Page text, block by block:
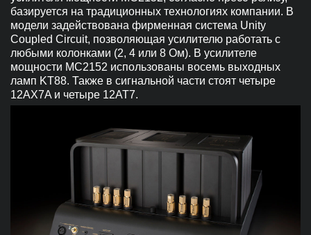
базируется на традиционных технологиях компании. В
модели задействована фирменная система Unity
Coupled Circuit, позволяющая усилителю работать с
любыми колонками (2, 4 или 8 Ом). В усилителе
мощности MC2152 использованы восемь выходных
ламп KT88. Также в сигнальной части стоят четыре
12AX7A и четыре 12AT7.